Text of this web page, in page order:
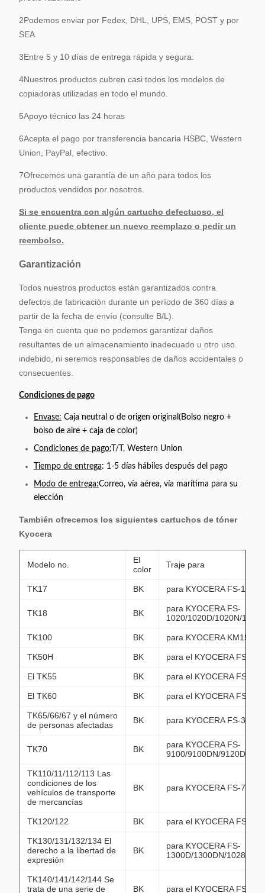
defectos
problema de calidad.
marca personalizada y caja para usted
2Podemos enviar por Fedex, DHL, UPS, EMS, POST y por
SEA
3Entre 5 y 10 días de entrega rápida y segura.
4Nuestros productos cubren casi todos los modelos de
copiadoras utilizadas en todo el mundo.
5Apoyo técnico las 24 horas
6Acepta el pago por transferencia bancaria HSBC, Western
Union, PayPal, efectivo.
7Ofrecemos una garantía de un año para todos los
productos vendidos por nosotros.
Si se encuentra con algún cartucho defectuoso, el
cliente puede obtener un nuevo reemplazo o pedir un
reembolso.
Garantización
Todos nuestros productos están garantizados contra
defectos de fabricación durante un período de 360 días a
partir de la fecha de envío (consulte B/L).
Tenga en cuenta que no podemos garantizar daños
resultantes de un almacenamiento inadecuado u otro uso
indebido, ni seremos responsables de daños accidentales o
consecuentes.
Condiciones de pago
Envase: Caja neutral o de origen original (Bolso negro +
bolso de aire + caja de color)
Condiciones de pago: T/T, Western Union
Tiempo de entrega: 1-5 días hábiles después del pago
Modo de entrega:Correo, vía aérea, vía marítima para su
elección
También ofrecemos los siguientes cartuchos de tóner
Kyocera
Modelo no.
El
color
Traje para
TK17 BK para KYOCERA FS-
TK18 BK
para KYOCERA FS-
1020/1020D/1020N/
TK100 BK para KYOCERA KM1500/
TK50H BK para el KYOCERA FS-
El TK55 BK para el KYOCERA FS-
El TK60 BK para el KYOCERA FS-
TK65/66/67 y el número
de personas afectadas
BK para KYOCERA FS-
TK70 BK
para KYOCERA FS-
9100/9100DN/9120DN/
TK110/11/112/113 Las
condiciones de los
vehículos de transporte
de mercancías
BK para KYOCERA FS-720/
TK120/122 BK para el KYOCERA FS-
TK130/131/132/134 El
derecho a la libertad de
expresión
BK
para KYOCERA FS-
1300D/1300DN/
TK140/141/142/144 Se
trata de una serie de
BK para el KYOCERA FS-